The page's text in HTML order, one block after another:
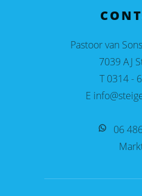
Pastoor van
7039 AJ
T 0314 -
E
06